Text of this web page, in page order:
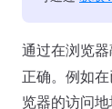
通过在浏览器
正确。例如
览器的访问